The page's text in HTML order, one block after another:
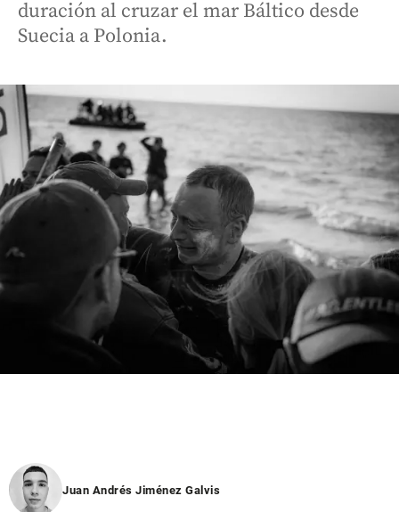
duración al cruzar el mar Báltico desde
Suecia a Polonia.
Juan Andrés Jiménez Galvis